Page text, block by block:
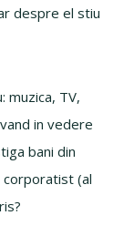
despre el stiu
muzica, TV,
in vedere
bani din
corporatist (al